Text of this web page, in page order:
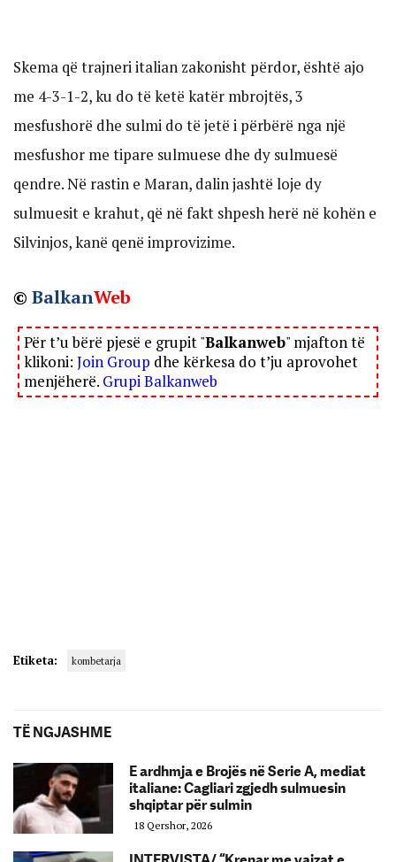
Skema që trajneri italian zakonisht përdor, është ajo
me 4-3-1-2, ku do të ketë katër mbrojtës, 3
mesfushorë dhe sulmi do të jetë i përbërë nga një
mesfushor me tipare sulmuese dhe dy sulmuesë
qendre. Në rastin e Maran, dalin jashtë loje dy
sulmuesit e krahut, që në fakt shpesh herë në kohën e
Silvinjos, kanë qenë improvizime.
© BalkanWeb
Për t’u bërë pjesë e grupit "Balkanweb" mjafton të
klikoni: Join Group dhe kërkesa do t’ju aprovohet
menjëherë. Grupi Balkanweb
Etiketa: kombetarja
TË NGJASHME
E ardhmja e Brojës në Serie A, mediat
italiane: Cagliari zgjedh sulmuesin
shqiptar për sulmin
18 Qershor, 2026